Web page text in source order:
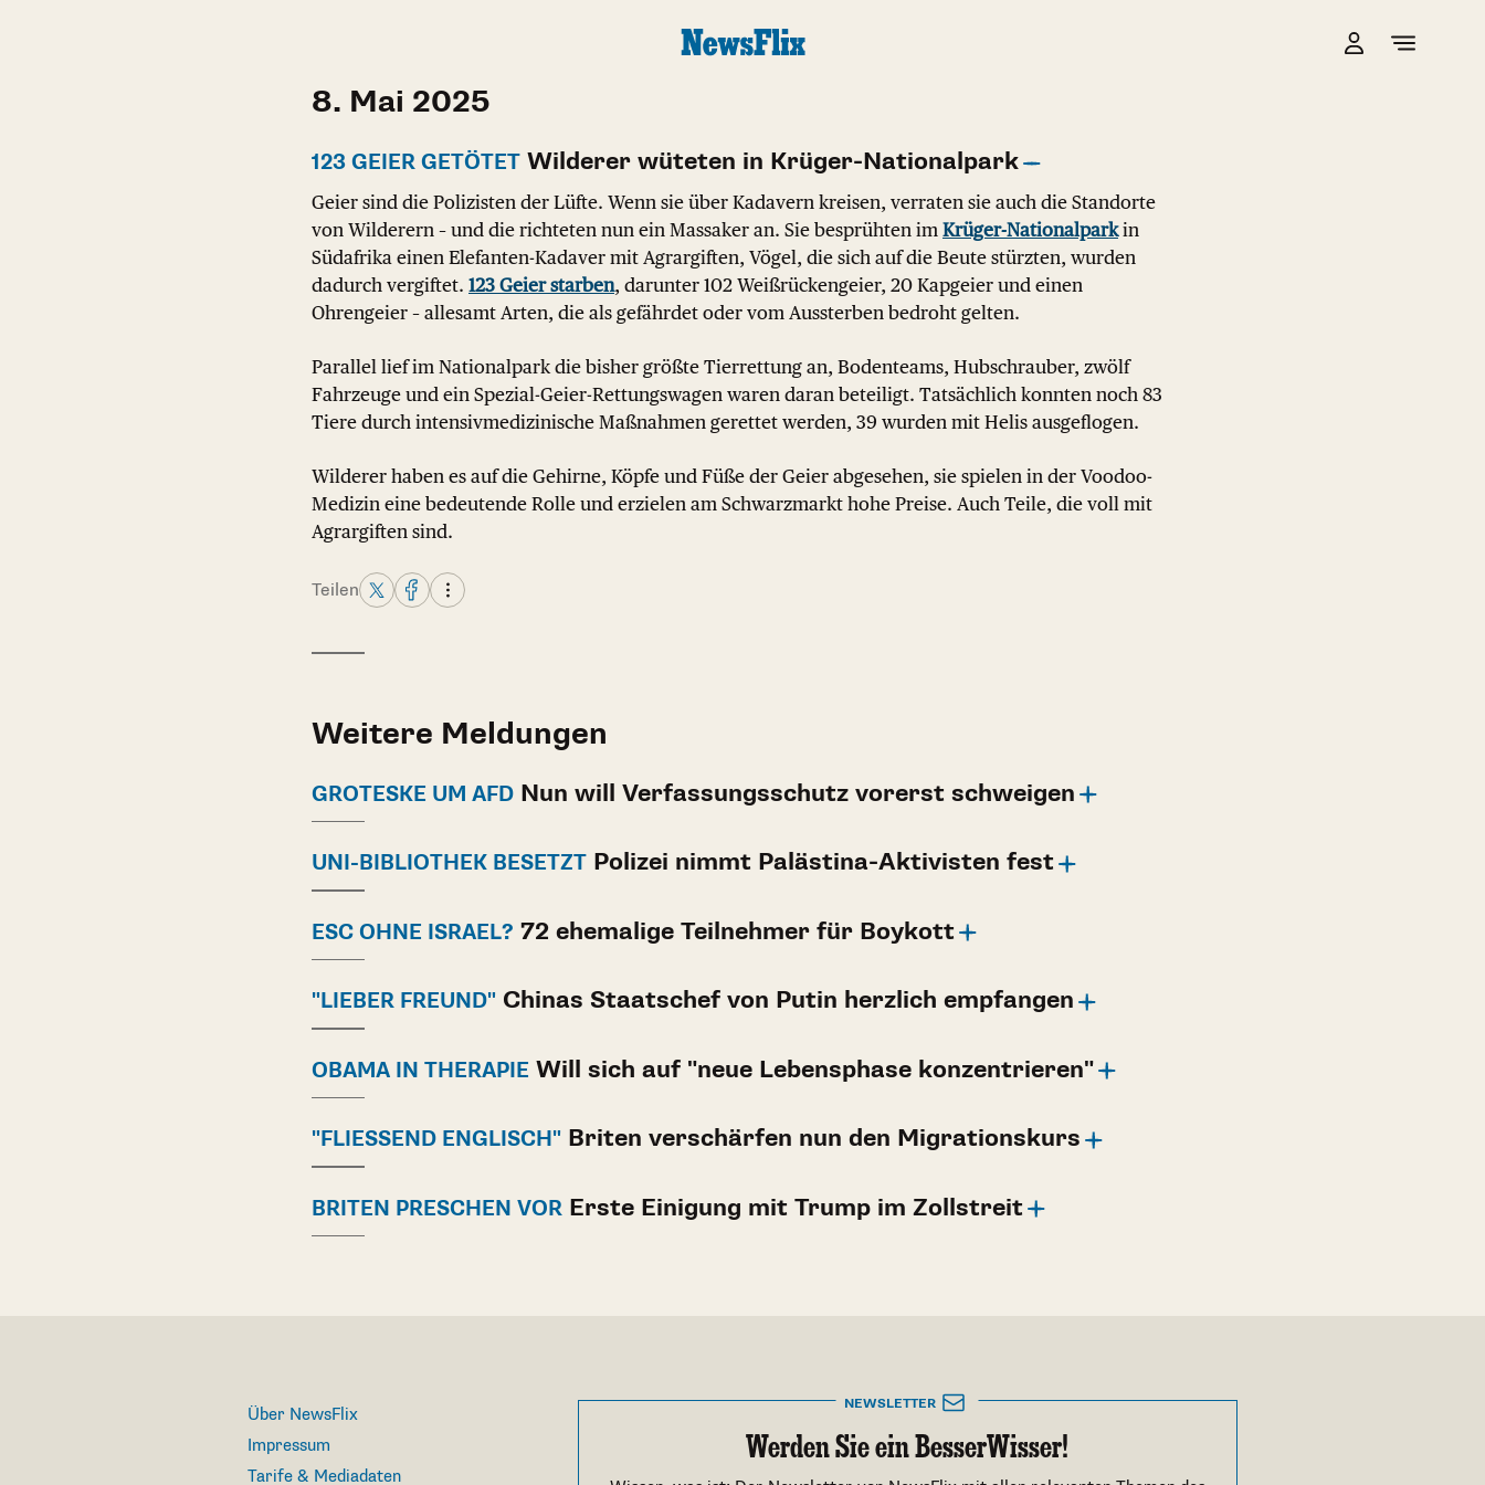
8. Mai 2025
123 GEIER GETÖTET Wilderer wüteten in Krüger-Nationalpark
Geier sind die Polizisten der Lüfte. Wenn sie über Kadavern kreisen, verraten sie auch die Standorte
von Wilderern – und die richteten nun ein Massaker an. Sie besprühten im Krüger-Nationalparkin
Südafrika einen Elefanten-Kadaver mit Agrargiften, Vögel, die sich auf die Beute stürzten, wurden
dadurch vergiftet. 123 Geier starben, darunter 102 Weißrückengeier, 20 Kapgeier und einen
Ohrengeier – allesamt Arten, die als gefährdet oder vom Aussterben bedroht gelten.
Parallel lief im Nationalpark die bisher größte Tierrettung an, Bodenteams, Hubschrauber, zwölf
Fahrzeuge und ein Spezial-Geier-Rettungswagen waren daran beteiligt. Tatsächlich konnten noch 83
Tiere durch intensivmedizinische Maßnahmen gerettet werden, 39 wurden mit Helis ausgeflogen.
Wilderer haben es auf die Gehirne, Köpfe und Füße der Geier abgesehen, sie spielen in der Voodoo-
Medizin eine bedeutende Rolle und erzielen am Schwarzmarkt hohe Preise. Auch Teile, die voll mit
Agrargiften sind.
Teilen
Weitere Meldungen
GROTESKE UM AFD Nun will Verfassungsschutz vorerst schweigen
UNI-BIBLIOTHEK BESETZT Polizei nimmt Palästina-Aktivisten fest
ESC OHNE ISRAEL? 72 ehemalige Teilnehmer für Boykott
"LIEBER FREUND" Chinas Staatschef von Putin herzlich empfangen
OBAMA IN THERAPIE Will sich auf "neue Lebensphase konzentrieren"
"FLIESSEND ENGLISCH" Briten verschärfen nun den Migrationskurs
BRITEN PRESCHEN VOR Erste Einigung mit Trump im Zollstreit
Über NewsFlix
Impressum
Tarife & Mediadaten
NEWSLETTER
Werden Sie ein BesserWisser!